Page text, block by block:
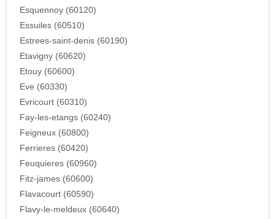
Esquennoy (60120)
Essuiles (60510)
Estrees-saint-denis (60190)
Etavigny (60620)
Etouy (60600)
Eve (60330)
Evricourt (60310)
Fay-les-etangs (60240)
Feigneux (60800)
Ferrieres (60420)
Feuquieres (60960)
Fitz-james (60600)
Flavacourt (60590)
Flavy-le-meldeux (60640)